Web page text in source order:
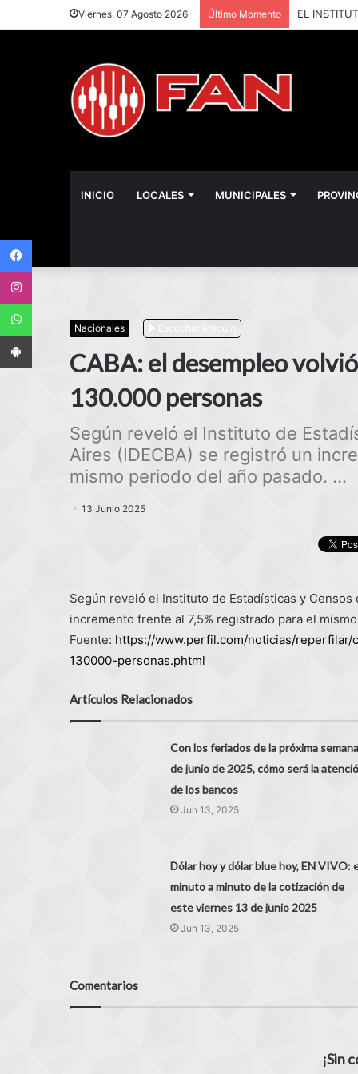
Viernes, 07 Agosto 2026 Último Momento
INICIO LOCALES MUNICIPALES
Nacionales Escuchar artículo
CABA: el desempleo
130.000 personas
Según reveló el Instituto de
Aires (IDECBA) se registró un
mismo periodo del año pasado. ...
13 Junio 2025
Según reveló el Instituto de Estadísticas y
incremento frente al 7,5% registrado para el
Fuente: https://www.perfil.com/noticias/
130000-personas.phtml
Artículos Relacionados
Con los feriados de la próxima semana
de junio de 2025, cómo será la
de los bancos
Jun 13, 2025
Dólar hoy y dólar blue hoy, EN VIVO:
minuto a minuto de la cotización de
este viernes 13 de junio 2025
Jun 13, 2025
Comentarios
¡Sin
App Android